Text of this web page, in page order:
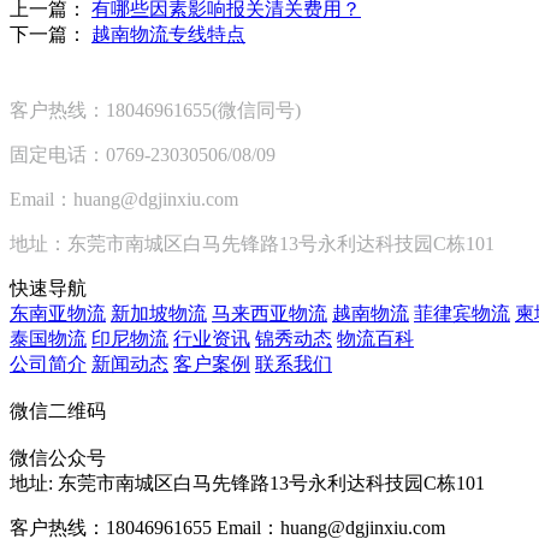
上一篇： 有哪些因素影响报关清关费用？
下一篇： 越南物流专线特点
客户热线：18046961655(微信同号)
固定电话：0769-23030506/08/09
Email：huang@dgjinxiu.com
地址：东莞市南城区白马先锋路13号永利达科技园C栋101
快速导航
东南亚物流 新加坡物流 马来西亚物流 越南物流 菲律宾物流 柬
泰国物流 印尼物流 行业资讯 锦秀动态 物流百科
公司简介 新闻动态 客户案例 联系我们
微信二维码
微信公众号
地址: 东莞市南城区白马先锋路13号永利达科技园C栋101
客户热线：18046961655 Email：huang@dgjinxiu.com